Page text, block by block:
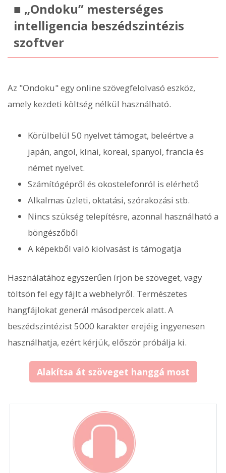
■ „Ondoku” mesterséges
intelligencia beszédszintézis
szoftver
Az "Ondoku" egy online szövegfelolvasó eszköz,
amely kezdeti költség nélkül használható.
Körülbelül 50 nyelvet támogat, beleértve a
japán, angol, kínai, koreai, spanyol, francia és
német nyelvet.
Számítógépről és okostelefonról is elérhető
Alkalmas üzleti, oktatási, szórakozási stb.
Nincs szükség telepítésre, azonnal használható a
böngészőből
A képekből való kiolvasást is támogatja
Használatához egyszerűen írjon be szöveget, vagy
töltsön fel egy fájlt a webhelyről. Természetes
hangfájlokat generál másodpercek alatt. A
beszédszintézist 5000 karakter erejéig ingyenesen
használhatja, ezért kérjük, először próbálja ki.
Alakítsa át szöveget hanggá most